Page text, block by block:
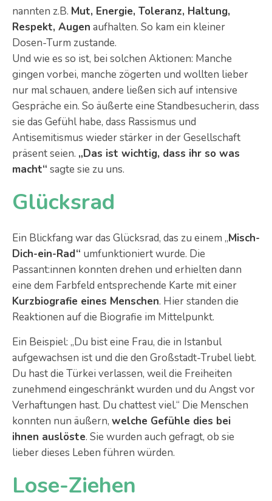
nannten z.B. Mut, Energie, Toleranz, Haltung,
Respekt, Augen aufhalten. So kam ein kleiner
Dosen-Turm zustande.
Und wie es so ist, bei solchen Aktionen: Manche
gingen vorbei, manche zögerten und wollten lieber
nur mal schauen, andere ließen sich auf intensive
Gespräche ein. So äußerte eine Standbesucherin, dass
sie das Gefühl habe, dass Rassismus und
Antisemitismus wieder stärker in der Gesellschaft
präsent seien. „Das ist wichtig, dass ihr so was
macht“ sagte sie zu uns.
Glücksrad
Ein Blickfang war das Glücksrad, das zu einem „Misch-
Dich-ein-Rad“ umfunktioniert wurde. Die
Passant:innen konnten drehen und erhielten dann
eine dem Farbfeld entsprechende Karte mit einer
Kurzbiografie eines Menschen. Hier standen die
Reaktionen auf die Biografie im Mittelpunkt.
Ein Beispiel: „Du bist eine Frau, die in Istanbul
aufgewachsen ist und die den Großstadt-Trubel liebt.
Du hast die Türkei verlassen, weil die Freiheiten
zunehmend eingeschränkt wurden und du Angst vor
Verhaftungen hast. Du chattest viel.“ Die Menschen
konnten nun äußern, welche Gefühle dies bei
ihnen auslöste. Sie wurden auch gefragt, ob sie
lieber dieses Leben führen würden.
Lose-Ziehen